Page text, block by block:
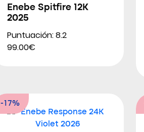
Enebe Spitfire 12K
2025
Puntuación: 8.2
99.00€
-17%